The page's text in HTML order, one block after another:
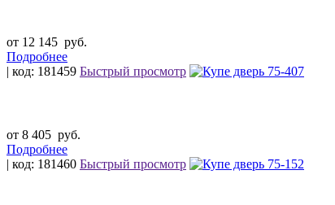
от 12 145 руб.
Подробнее
| код: 181459 Быстрый просмотр
от 8 405 руб.
Подробнее
| код: 181460 Быстрый просмотр